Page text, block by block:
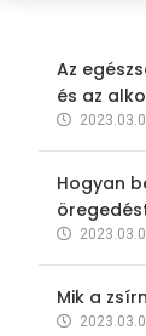
Az
és az
Hogyan
Mik a